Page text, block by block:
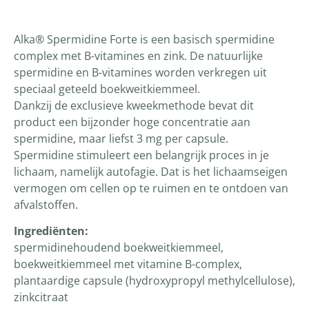
Alka® Spermidine Forte is een basisch spermidine
complex met B-vitamines en zink. De natuurlijke
spermidine en B-vitamines worden verkregen uit
speciaal geteeld boekweitkiemmeel.
Dankzij de exclusieve kweekmethode bevat dit
product een bijzonder hoge concentratie aan
spermidine, maar liefst 3 mg per capsule.
Spermidine stimuleert een belangrijk proces in je
lichaam, namelijk autofagie. Dat is het lichaamseigen
vermogen om cellen op te ruimen en te ontdoen van
afvalstoffen.
Ingrediënten:
spermidinehoudend boekweitkiemmeel,
boekweitkiemmeel met vitamine B-complex,
plantaardige capsule (hydroxypropyl methylcellulose),
zinkcitraat